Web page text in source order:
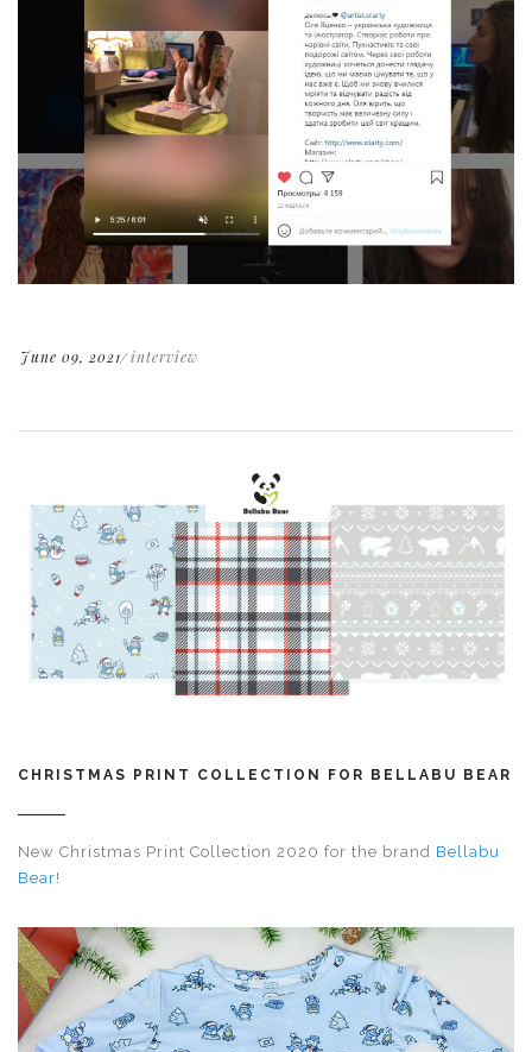
June 09, 2021 interview
CHRISTMAS PRINT COLLECTION FOR BELLABU BEAR
New Christmas Print Collection 2020 for the brand​​​​​​​ Bellabu
Bear!